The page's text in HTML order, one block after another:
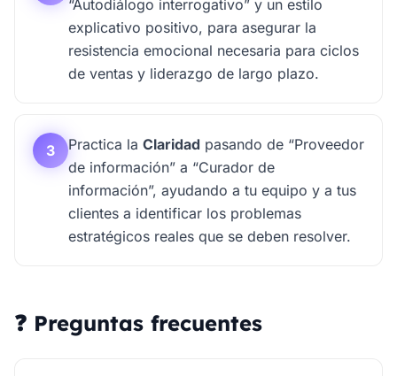
“Autodiálogo interrogativo” y un estilo
explicativo positivo, para asegurar la
resistencia emocional necesaria para ciclos
de ventas y liderazgo de largo plazo.
3 Practica la Claridad pasando de “Proveedor
de información” a “Curador de
información”, ayudando a tu equipo y a tus
clientes a identificar los problemas
estratégicos reales que se deben resolver.
❓ Preguntas frecuentes